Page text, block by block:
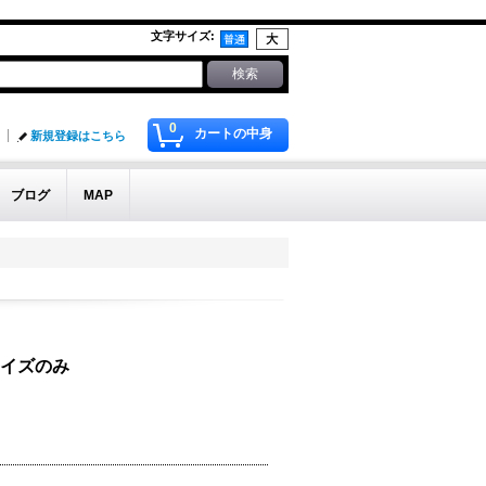
文字サイズ:
0 カートの中身
新規登録はこちら
ブログ MAP
ズのみ